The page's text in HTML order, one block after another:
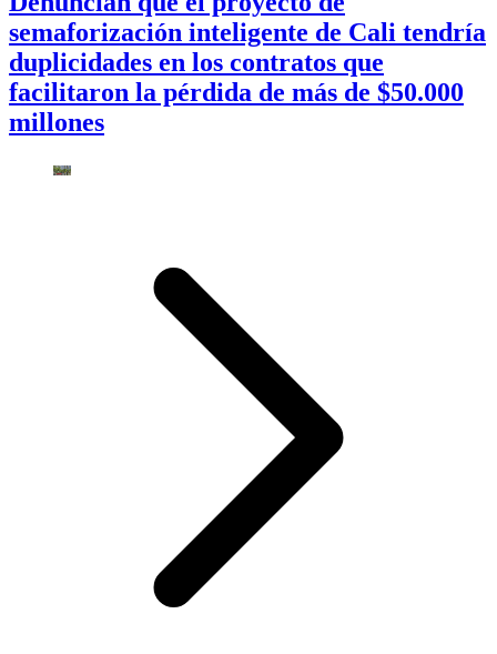
semaforización inteligente de Cali tendría
duplicidades en los contratos que
facilitaron la pérdida de más de $50.000
millones